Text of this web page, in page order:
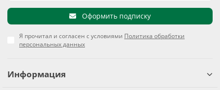
Оформить подписку
Я прочитал и согласен с условиями Политика обработки
персональных данных
Информация